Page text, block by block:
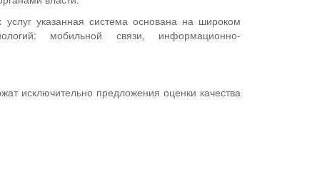
услуг указанная система основана на широком
мобильной связи, информационно-
исключительно предложения оценки качества